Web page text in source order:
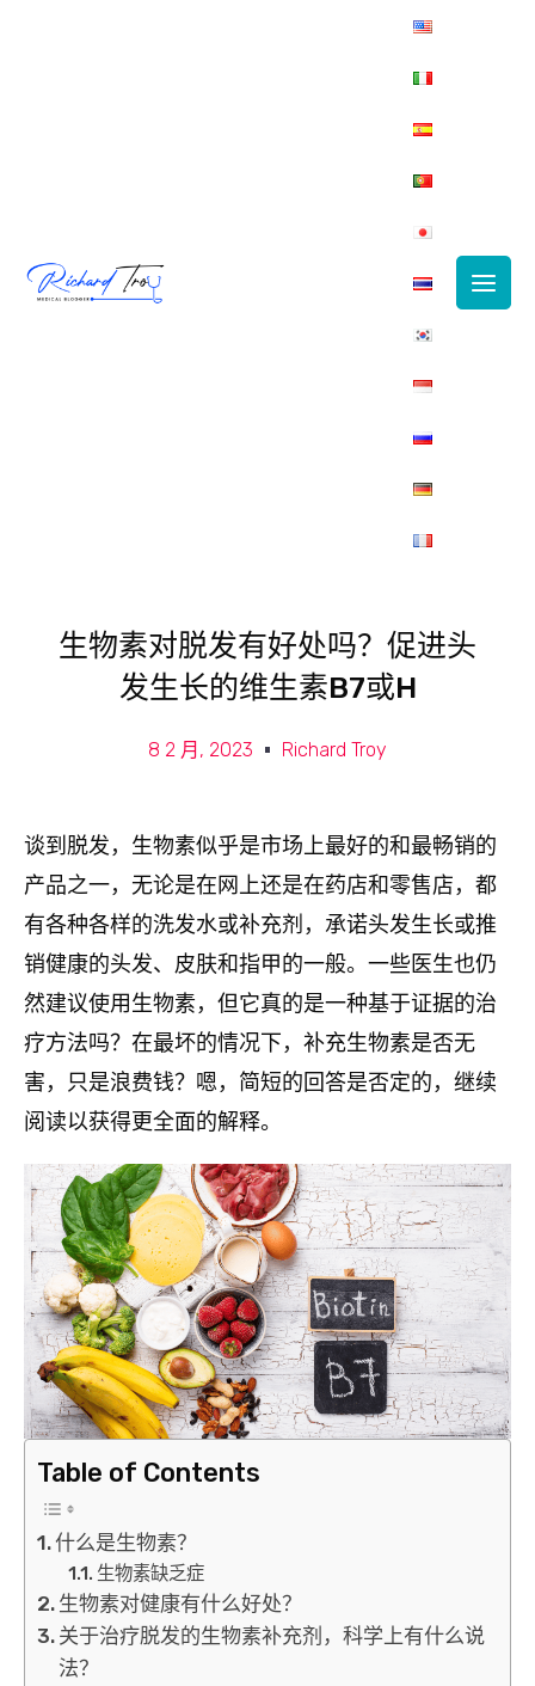
生物素对脱发有好处吗？促进头
发生长的维生素B7或H
8 2 月, 2023 Richard Troy
谈到脱发，生物素似乎是市场上最好的和最畅销的
产品之一，无论是在网上还是在药店和零售店，都
有各种各样的洗发水或补充剂，承诺头发生长或推
销健康的头发、皮肤和指甲的一般。一些医生也仍
然建议使用生物素，但它真的是一种基于证据的治
疗方法吗？在最坏的情况下，补充生物素是否无
害，只是浪费钱？嗯，简短的回答是否定的，继续
阅读以获得更全面的解释。
Table of Contents
什么是生物素？
生物素缺乏症
生物素对健康有什么好处？
关于治疗脱发的生物素补充剂，科学上有什么说
法？